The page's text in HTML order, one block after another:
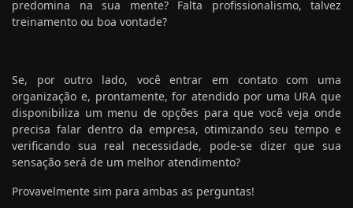
predomina na sua mente? Falta profissionalismo, talvez
treinamento ou boa vontade?
Se, por outro lado, você entrar em contato com uma
organização e, prontamente, for atendido por uma URA que
disponibiliza um menu de opções para que você veja onde
precisa falar dentro da empresa, otimizando seu tempo e
verificando sua real necessidade, pode-se dizer que sua
sensação será de um melhor atendimento?
Provavelmente sim para ambas as perguntas!